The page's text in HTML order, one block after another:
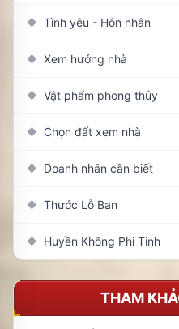
◆ Tình yêu - Hôn nhân
◆ Xem hướng nhà
◆ Vật phẩm phong thủy
◆ Chọn đất xem nhà
◆ Doanh nhân cần biết
◆ Thước Lỗ Ban
◆ Huyền Không Phi Tinh
THAM